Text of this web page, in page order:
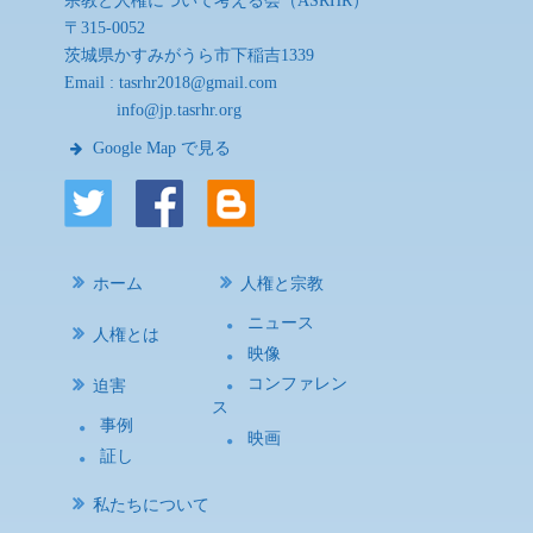
〒315-0052
茨城県かすみがうら市下稲吉1339
Email : tasrhr2018@gmail.com
info@jp.tasrhr.org
Google Map で見る
ホーム
人権とは
迫害
事例
証し
人権と宗教
ニュース
映像
コンファレン
ス
映画
私たちについて